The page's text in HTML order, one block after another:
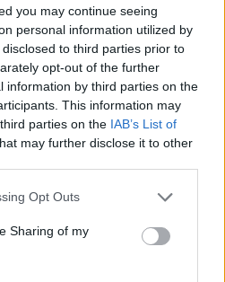
you may continue seeing
personal information utilized by
to third parties prior to
opt-out of the further
information by third parties on the
This information may
parties on the IAB’s List of
may further disclose it to other
Opt Outs
Sharing of my